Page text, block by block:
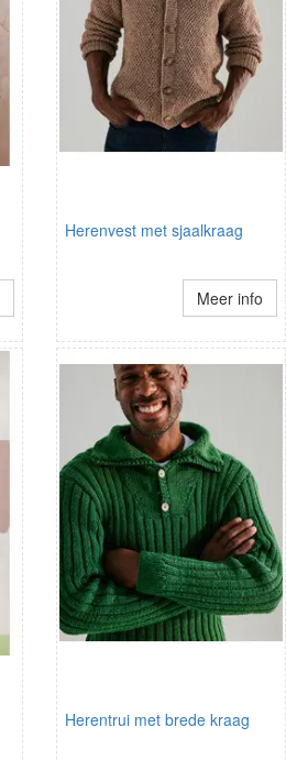
Herenvest met sjaalkraag
Meer info
Herentrui met brede kraag